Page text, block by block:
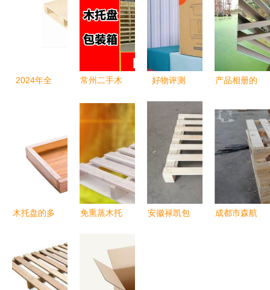
2024年全
选购参考
常州二手木
效选购与交
易
好物评测
验，厨房大
制作，蒸汽
炸锅走起
包装与外观
产品相册的
瑞安市科义
包装材料厂
木托盘的多
厨房切割板
到包装箱的
创意设计
免熏蒸木托
安徽禄凯包
成都市森航